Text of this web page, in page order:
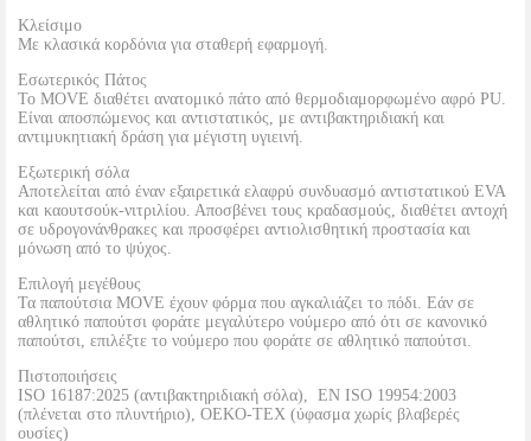
Κλείσιμο
Με κλασικά κορδόνια για σταθερή εφαρμογή.
Εσωτερικός Πάτος
Το MOVE διαθέτει ανατομικό πάτο από θερμοδιαμορφωμένο αφρό PU.
Είναι αποσπώμενος και αντιστατικός, με αντιβακτηριδιακή και
αντιμυκητιακή δράση για μέγιστη υγιεινή.
Εξωτερική σόλα
Αποτελείται από έναν εξαιρετικά ελαφρύ συνδυασμό αντιστατικού EVA
και καουτσούκ-νιτριλίου. Αποσβένει τους κραδασμούς, διαθέτει αντοχή
σε υδρογονάνθρακες και προσφέρει αντιολισθητική προστασία και
μόνωση από το ψύχος.
Επιλογή μεγέθους
Τα παπούτσια MOVE έχουν φόρμα που αγκαλιάζει το πόδι. Εάν σε
αθλητικό παπούτσι φοράτε μεγαλύτερο νούμερο από ότι σε κανονικό
παπούτσι, επιλέξτε το νούμερο που φοράτε σε αθλητικό παπούτσι.
Πιστοποιήσεις
ISO 16187:2025 (αντιβακτηριδιακή σόλα), EN ISO 19954:2003
(πλένεται στο πλυντήριο), OEKO-TEX (ύφασμα χωρίς βλαβερές
ουσίες)